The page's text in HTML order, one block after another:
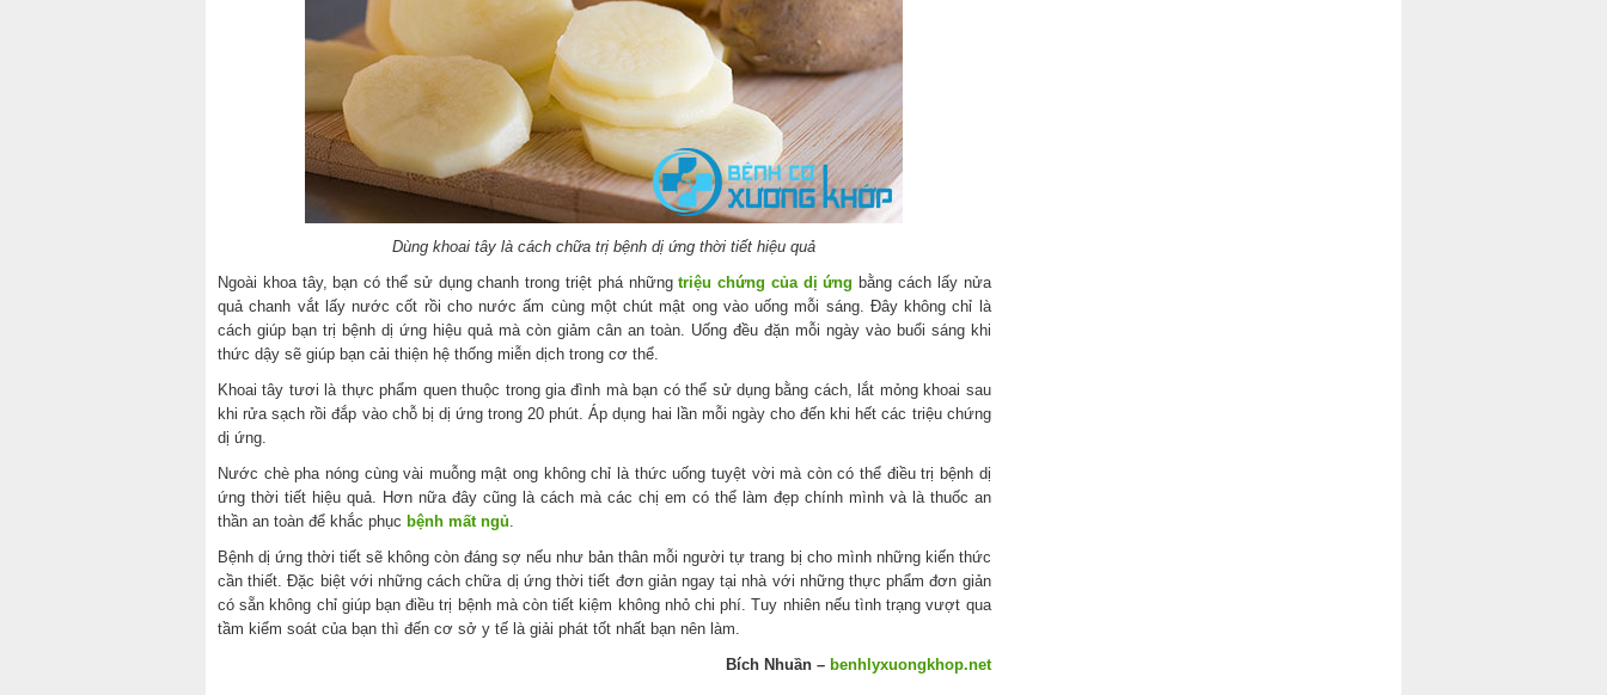
Dùng khoai tây là cách chữa trị bệnh dị ứng thời tiết hiệu quả
Ngoài khoa tây, bạn có thể sử dụng chanh trong triệt phá nhữngtriệu chứng của dị ứng bằng cách lấy nửa
quả chanh vắt lấy nước cốt rồi cho nước ấm cùng một chút mật ong vào uống mỗi sáng. Đây không chỉ là
cách giúp bạn trị bệnh dị ứng hiệu quả mà còn giảm cân an toàn. Uống đều đặn mỗi ngày vào buổi sáng khi
thức dậy sẽ giúp bạn cải thiện hệ thống miễn dịch trong cơ thể.
Khoai tây tươi là thực phẩm quen thuộc trong gia đình mà bạn có thể sử dụng bằng cách, lắt mỏng khoai sau
khi rửa sạch rồi đắp vào chỗ bị dị ứng trong 20 phút. Áp dụng hai lần mỗi ngày cho đến khi hết các triệu chứng
dị ứng.
Nước chè pha nóng cùng vài muỗng mật ong không chỉ là thức uống tuyệt vời mà còn có thể điều trị bệnh dị
ứng thời tiết hiệu quả. Hơn nữa đây cũng là cách mà các chị em có thể làm đẹp chính mình và là thuốc an
thần an toàn để khắc phục bệnh mất ngủ.
Bệnh dị ứng thời tiết sẽ không còn đáng sợ nếu như bản thân mỗi người tự trang bị cho mình những kiến thức
cần thiết. Đặc biệt với những cách chữa dị ứng thời tiết đơn giản ngay tại nhà với những thực phẩm đơn giản
có sẵn không chỉ giúp bạn điều trị bệnh mà còn tiết kiệm không nhỏ chi phí. Tuy nhiên nếu tình trạng vượt qua
tầm kiểm soát của bạn thì đến cơ sở y tế là giải phát tốt nhất bạn nên làm.
Bích Nhuần – benhlyxuongkhop.net